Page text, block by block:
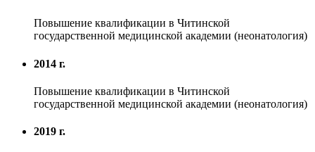
Повышение квалификации в Читинской
государственной медицинской академии (неонатология)
2014 г.
Повышение квалификации в Читинской
государственной медицинской академии (неонатология)
2019 г.